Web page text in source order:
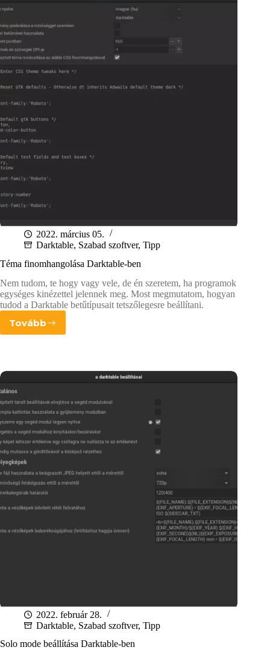
2022. március 05.
Darktable, Szabad szoftver, Tipp
Téma finomhangolása Darktable-ben
Nem tudom, te hogy vagy vele, de én szeretem, ha programok
egységes kinézettel jelennek meg. Most megmutatom, hogyan
tudod a Darktable betűtípusait tetszőlegesre beállítani.
Tovább
Téma
2022. február 28.
Darktable, Szabad szoftver, Tipp
Solo mode beállítása Darktable-ben